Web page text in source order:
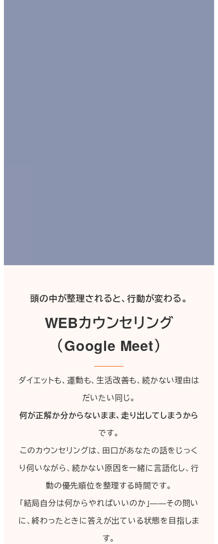
頭の中が整理されると、行動が変わる。
WEBカウンセリング
（Google Meet）
ダイエットも、運動も、生活改善も、続かない理由は
だいたい同じ。
何が正解か分からないまま、走り出してしまうから
です。
このカウンセリングは、田口があなたの話をじっく
り伺いながら、続かない原因を一緒に言語化し、行
動の優先順位を整理する時間です。
「結局自分は何からやればいいのか」——その問い
に、終わったときに答えが出ている状態を目指しま
す。